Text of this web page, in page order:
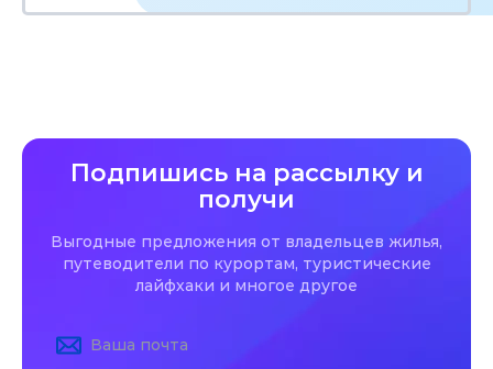
Подпишись на рассылку и
получи
Выгодные предложения от владельцев жилья,
путеводители по курортам, туристические
лайфхаки и многое другое